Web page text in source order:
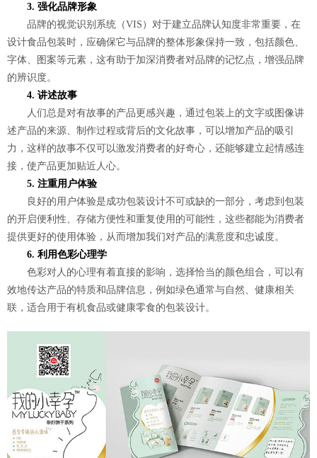
3. 强化品牌形象
品牌的视觉识别系统（VIS）对于建立品牌认知度非常重要，在
设计食品包装时，应确保它与品牌的整体形象保持一致，包括颜色、
字体、图案等元素，这有助于加深消费者对品牌的记忆点，增强品牌
的辨识度。
4. 讲述故事
人们总是对有故事的产品更感兴趣，通过包装上的文字或图像讲
述产品的来源、制作过程或背后的文化故事，可以增加产品的吸引
力，这样的故事不仅可以激发消费者的好奇心，还能够建立起情感连
接，使产品更加贴近人心。
5. 注重用户体验
良好的用户体验是成功包装设计不可或缺的一部分，考虑到包装
的开启便利性、存储方便性和重复使用的可能性，这些都能为消费者
提供更好的使用体验，从而增加我们对产品的满意度和忠诚度。
6. 利用色彩心理学
色彩对人的心理有着直接的影响，选择恰当的颜色组合，可以有
效地传达产品的特质和品牌信息，例如绿色通常与自然、健康相关
联，适合用于有机食品或健康零食的包装设计。